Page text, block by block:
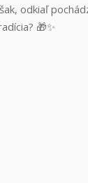
odkiaľ
🎁✨